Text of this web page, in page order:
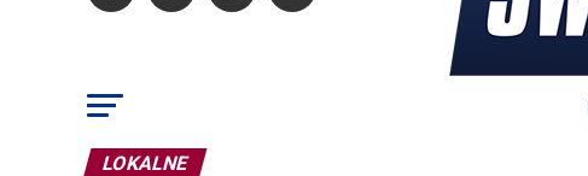
LOKALNE